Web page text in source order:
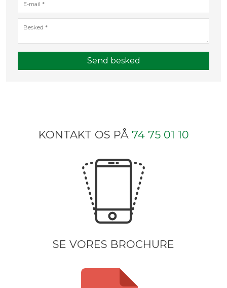
KONTAKT OS PÅ 74 75 0​1 10​
SE VORES BROCHURE​